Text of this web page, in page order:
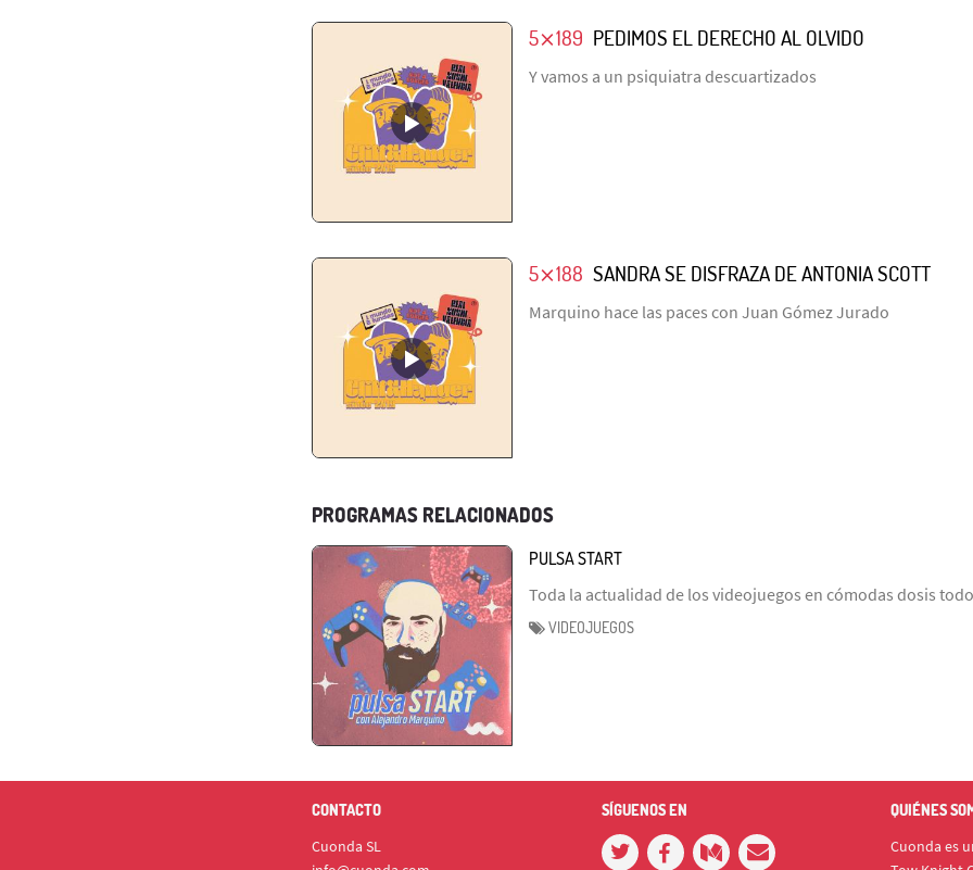
5⨯189 PEDIMOS EL DERECHO AL OLVIDO
Y vamos a un psiquiatra descuartizados
5⨯188 SANDRA SE DISFRAZA DE ANTONIA SCOTT
Marquino hace las paces con Juan Gómez Jurado
PROGRAMAS RELACIONADOS
PULSA START
Toda la actualidad de los videojuegos en cómodas dosis
VIDEOJUEGOS
CONTACTO
Cuonda SL
SÍGUENOS EN QUIÉNES
Cuonda es